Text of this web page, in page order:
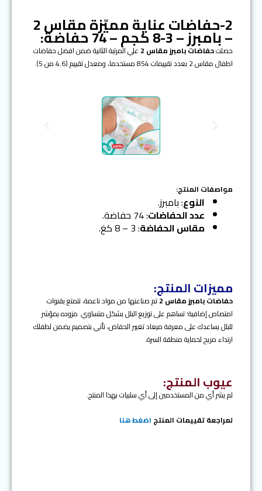
2-حفاضات عناية مميّزة مقاس 2 – بامبرز – 3-8 كجم – 74 حفاضة:
حصلتحفاضات بامبرز مقاس 2
علي المرتبة الثانية ضمن افضل حفاضات
اطفال مقاس 2 بعدد تقييمات 854 مستخدما، ومعدل تقييم (4.6 من 5).
o
u
s
مواصفات المنتج:
النوع: بامبرز.
عدد الحفاضات: 74 حفاضة.
مقاس الحفاضة: 3 – 8 كغ.
مميزات المنتج:
حفاضات بامبرزمقاس 2
تم صناعتها من مواد ناعمة، تتمتع بقنوات
امتصاص إضافية؛ تساهم على توزيع البلل بشكل متساوي. مزوده بمؤشر
للبلل يساعدك على معرفة ميعاد تغيير الحفاض، تأتي بتصميم يضمن لطفلك
ارتداء مريح لحماية منطقة السرة.
عيوب المنتج:
لم يشر أي من المستخدمين إلى أي سلبيات بهذا المنتج.
لمراجعة تقييمات المنتج اضغط هنا